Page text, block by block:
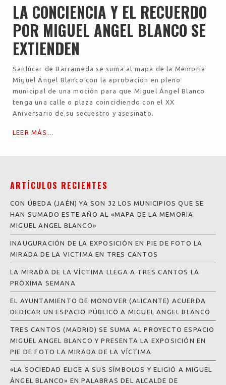
LA CONCIENCIA Y EL RECUERDO
POR MIGUEL ANGEL BLANCO SE
EXTIENDEN
Sanlúcar de Barrameda se suma al mapa de la Memoria
Miguel Ángel Blanco con la aprobación en pleno
municipal de una moción para que Miguel Ángel Blanco
tenga una calle o plaza coincidiendo con el XX
Aniversario de su secuestro y asesinato.
LEER MÁS...
ARTÍCULOS RECIENTES
CON ÚBEDA (JAÉN) YA SON 32 LOS MUNICIPIOS QUE SE
HAN SUMADO ESTE AÑO AL «MAPA DE LA MEMORIA
MIGUEL ANGEL BLANCO»
INAUGURACIÓN DE LA EXPOSICIÓN EN PIE DE FOTO LA
MIRADA DE LA VICTIMA EN TRES CANTOS
LA MIRADA DE LA VÍCTIMA LLEGA A TRES CANTOS LA
PRÓXIMA SEMANA
EL AYUNTAMIENTO DE MONOVER (ALICANTE) ACUERDA
DEDICAR UN ESPACIO PÚBLICO A MIGUEL ANGEL BLANCO
TRES CANTOS (MADRID) SE SUMA AL PROYECTO ESPACIO
MIGUEL ANGEL BLANCO Y PRESENTA LA EXPOSICIÓN EN
PIE DE FOTO LA MIRADA DE LA VÍCTIMA
«LA SOCIEDAD ELIGE A SUS SÍMBOLOS Y ELIGIÓ A MIGUEL
ÁNGEL BLANCO» EN PALABRAS DEL ALCALDE DE